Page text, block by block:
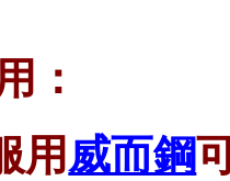
：
用 威而鋼